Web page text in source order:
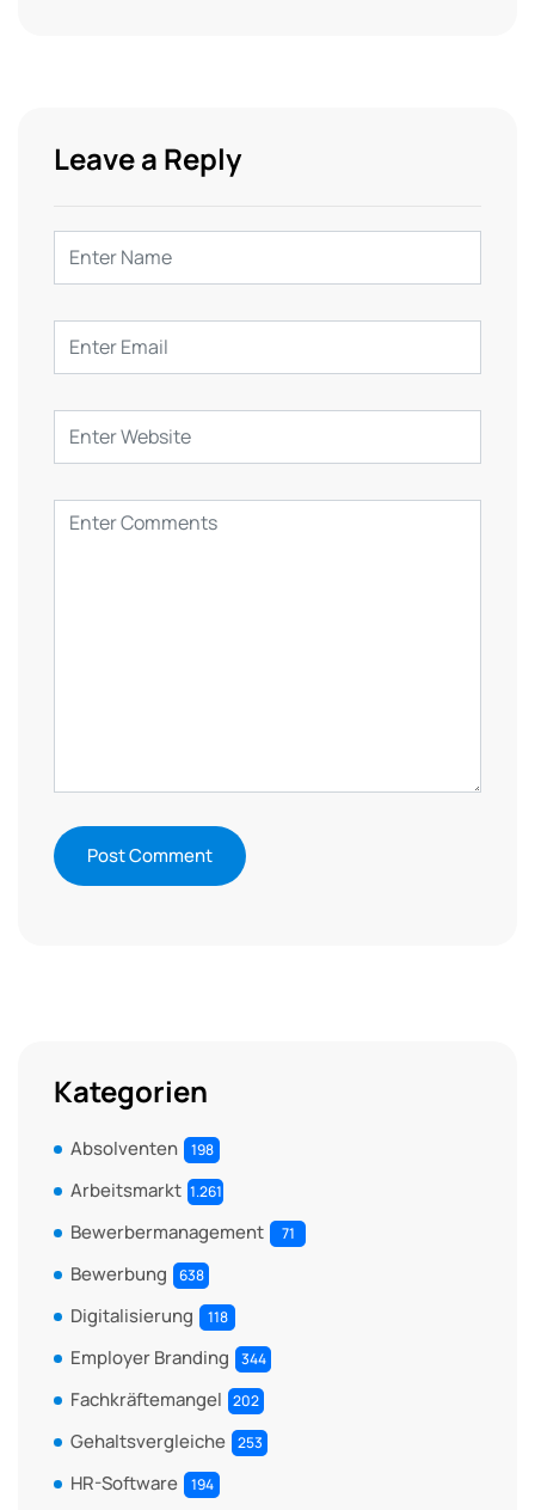
Leave a Reply
Kategorien
Absolventen 198
Arbeitsmarkt 1.261
Bewerbermanagement 71
Bewerbung 638
Digitalisierung 118
Employer Branding 344
Fachkräftemangel 202
Gehaltsvergleiche 253
HR-Software 194